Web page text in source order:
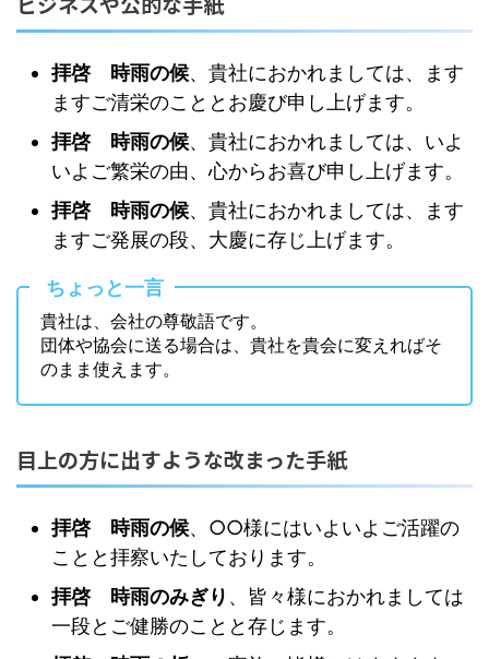
拝啓 時雨の候、貴社におかれましては、ます
ますご清栄のこととお慶び申し上げます。
拝啓 時雨の候、貴社におかれましては、いよ
いよご繁栄の由、心からお喜び申し上げます。
拝啓 時雨の候、貴社におかれましては、ます
ますご発展の段、大慶に存じ上げます。
ちょっと一言
貴社は、会社の尊敬語です。
団体や協会に送る場合は、貴社を貴会に変えればそ
のまま使えます。
目上の方に出すような改まった手紙
拝啓 時雨の候、○○様にはいよいよご活躍の
ことと拝察いたしております。
拝啓 時雨のみぎり 、皆々様におかれましては
一段とご健勝のことと存じます。